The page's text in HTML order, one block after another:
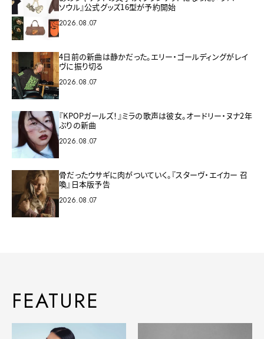
ソウル』公式グッズ16型が予約開始
2026.08.07
4日前の新曲は静かだった。エリー・ゴールディングがレイ
ヴに振り切る
2026.08.07
『KPOPガールズ！』ミラの歌声は彼女。オードリー・ヌナ2年
ぶりの新曲
2026.08.07
骨だったウサギに肉がついていく。『スターヴ・エイカー 召
喚』日本版予告
2026.08.07
FEATURE